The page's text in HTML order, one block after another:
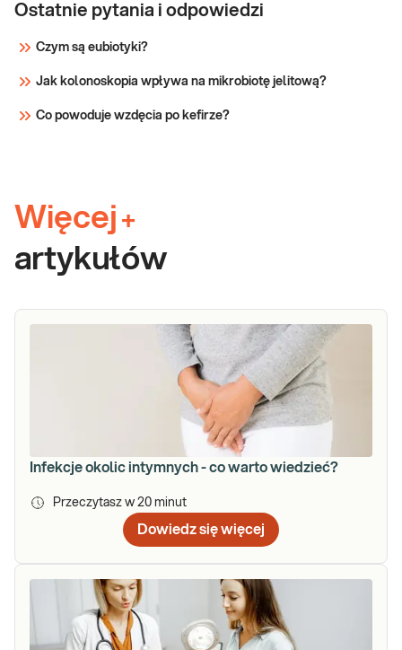
Ostatnie pytania i odpowiedzi
Czym są eubiotyki?
Jak kolonoskopia wpływa na mikrobiotę jelitową?
Co powoduje wzdęcia po kefirze?
Więcej +
artykułów
Infekcje okolic intymnych - co warto wiedzieć?
Przeczytasz w 20 minut
Dowiedz się więcej